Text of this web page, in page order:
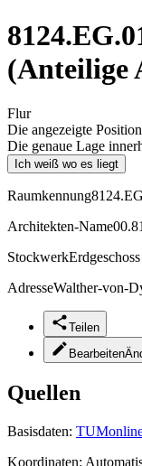
(Anteilige
Flur
Die angezeigte
Die genaue Lage
Ich weiß wo es liegt
Raumkennung
Architekten-Name
StockwerkErdgeschoss
AdresseWalther-von-
Teilen
Bearbeiten
Quellen
Basisdaten:
Koordinaten: